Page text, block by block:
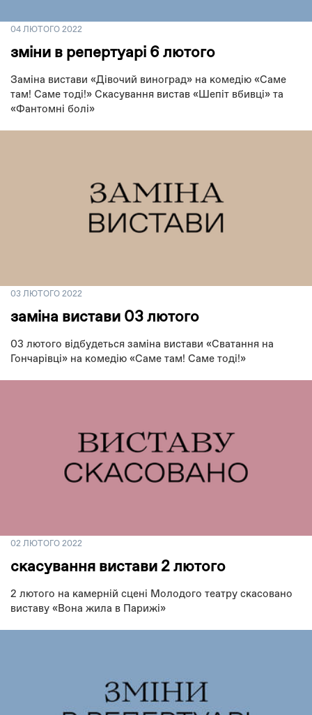
04 ЛЮТОГО 2022
зміни в репертуарі 6 лютого
Заміна вистави «Дівочий виноград» на комедію «Саме
там! Саме тоді!» Скасування вистав «Шепіт вбивці» та
«Фантомні болі»
03 ЛЮТОГО 2022
заміна вистави 03 лютого
03 лютого відбудеться заміна вистави «Сватання на
Гончарівці» на комедію «Саме там! Саме тоді!»
02 ЛЮТОГО 2022
скасування вистави 2 лютого
2 лютого на камерній сцені Молодого театру скасовано
виставу «Вона жила в Парижі»